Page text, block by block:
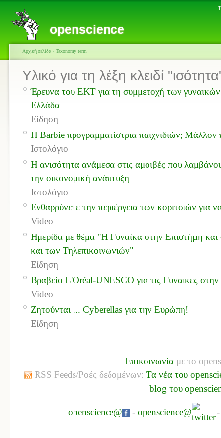
openscience
Αρχική σελίδα › Taxonomy term
Υλικό για τη λέξη κλειδί
Έρευνα του ΕΚΤ για τη συμμετοχή των
Ελλάδα
Είδηση
Η Barbie προγραμματίστρια παιχνιδιών; Μάλλον
Ιστολόγιο
Η ανισότητα ανάμεσα στις αμοιβές που
την οικονομική ανάπτυξη
Ιστολόγιο
Ενθαρρύνετε την περιέργεια των κοριτσιών για
Video
Ημερίδα με θέμα "Η Γυναίκα στην Επιστήµη
και των Τηλεπικοινωνιών"
Είδηση
Βραβείο L'Oréal-UNESCO για τις Γυναίκες
Video
Ζητούνται ... Cyberellas για την Ευρώπη!
Είδηση
Επικοινωνία με το
RSS Feeds/Ροές δεδομένων: Τα νέα του
blog του
openscience@ - openscience@